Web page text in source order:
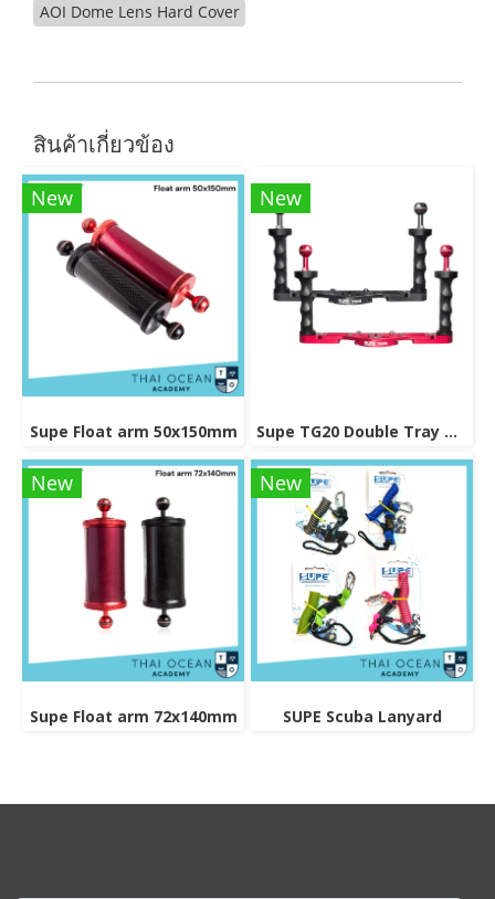
AOI Dome Lens Hard Cover
สินค้าเกี่ยวข้อง
New
Supe Float arm 50x150mm
New
Supe TG20 Double Tray Grip
New
Supe Float arm 72x140mm
New
SUPE Scuba Lanyard